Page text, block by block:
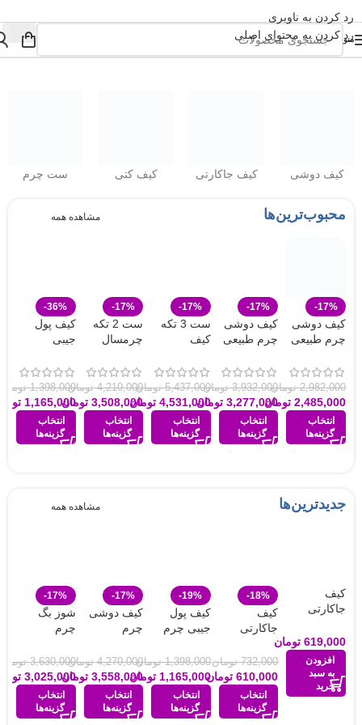
رد کردن به ناوبری
رد کردن به محتوای اصلی
منو
کیف دوشی کیف جاکارتی کیف کتی ست چرم
محبوب‌ترین‌ها مشاهده همه
-17%
کیف دوشی
چرم طبیعی
چرمسال |
DS110
2,982,000 تومان
2,485,000 تومان
انتخاب
گزینه‌ها
-17%
کیف دوشی
چرم طبیعی
مدل 846
3,932,000 تومان
3,277,000 تومان
انتخاب
گزینه‌ها
-17%
ست 3 تکه
کیف
کتی و کارتی
و کمربند
5,437,000 تومان
4,531,000 تومان
انتخاب
گزینه‌ها
-17%
ست 2 تکه
چرمسال
کمربند
4,210,000 تومان
3,508,000 تومان
انتخاب
گزینه‌ها
-36%
کیف پول
جیبی
دور دوخت |
543
1,398,000 تومان
1,165,000 تومان
انتخاب
گزینه‌ها
جدیدترین‌ها مشاهده همه
کیف
جاکارتی
چرمسال کد
529
619,000 تومان
افزودن
به سبد
خرید
-18%
کیف
جاکارتی
چهار برگ
چرم
چرمسال کد
010
732,000 تومان
610,000 تومان
انتخاب
گزینه‌ها
-19%
کیف پول
جیبی چرم
016
1,398,000 تومان
1,165,000 تومان
انتخاب
گزینه‌ها
-17%
کیف دوشی
چرم
812
4,270,000 تومان
3,558,000 تومان
انتخاب
گزینه‌ها
-17%
شوز بگ
چرم
طرح پوست
مار 921A
3,630,000 تومان
3,025,000 تومان
انتخاب
گزینه‌ها